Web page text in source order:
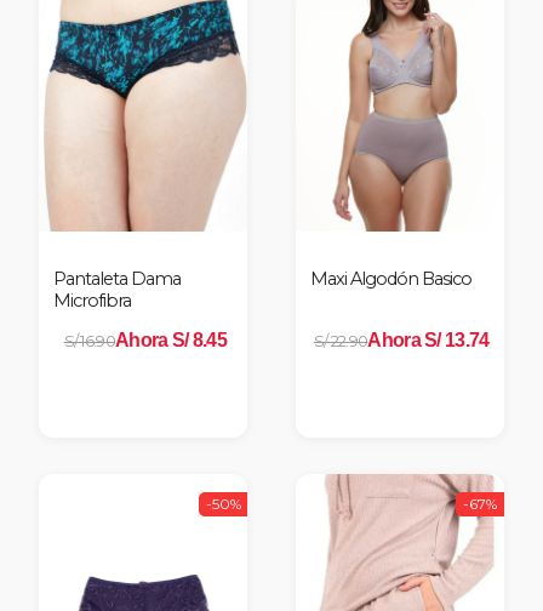
Pantaleta Dama
Microfibra
S/ 16.90Ahora S/ 8.45
Maxi Algodón Basico
S/ 22.90Ahora S/ 13.74
-50% -67%